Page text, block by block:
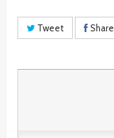
Tweet Share